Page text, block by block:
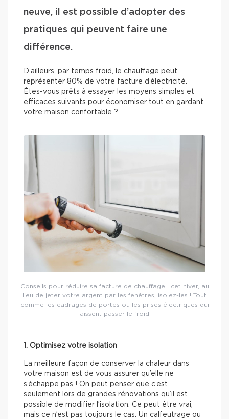
neuve, il est possible d’adopter des
pratiques qui peuvent faire une
différence.
D’ailleurs, par temps froid, le chauffage peut
représenter 80% de votre facture d’électricité.
Êtes-vous prêts à essayer les moyens simples et
efficaces suivants pour économiser tout en gardant
votre maison confortable ?
Conseils pour réduire sa facture de chauffage : cet hiver, au
lieu de jeter votre argent par les fenêtres, isolez-les ! Tout
comme les cadrages de portes ou les prises électriques qui
laissent passer le froid.
1. Optimisez votre isolation
La meilleure façon de conserver la chaleur dans
votre maison est de vous assurer qu’elle ne
s’échappe pas ! On peut penser que c’est
seulement lors de grandes rénovations qu’il est
possible de modifier l’isolation. Ce peut être vrai,
mais ce n’est pas toujours le cas. Un calfeutrage ou